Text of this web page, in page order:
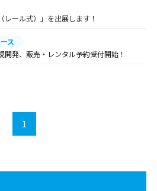
レール式）」を出展します！
ス
発、販売・レンタル予約受付開始！
1